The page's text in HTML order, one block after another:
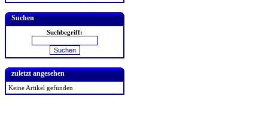
Suchen
Suchbegriff:
zuletzt angesehen
Keine Artikel gefunden